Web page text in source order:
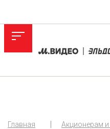
Главная
Акционерам